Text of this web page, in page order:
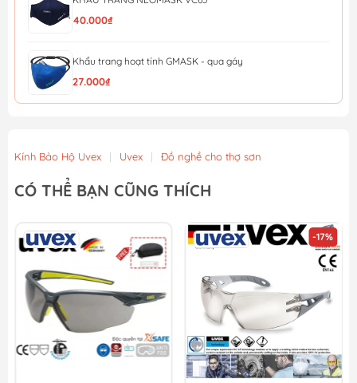
40.000₫
Khẩu trang hoạt tính GMASK - qua gáy
27.000₫
Khẩu Trang Lọc Độc (MM Đài loan) Bảo Bình 620
22.000₫
[Sale 8/8] Khẩu Trang Than Hoạt Tính Evergreen C750V
Kính Bảo Hộ Uvex | Uvex | Đồ nghề cho thợ sơn
CÓ THỂ BẠN CŨNG THÍCH
-17%